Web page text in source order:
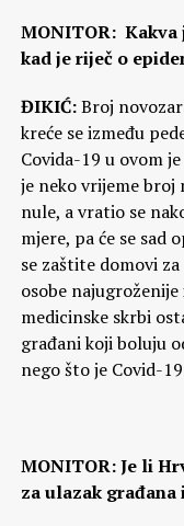
MONITOR:
kad je riječ o
ĐIKIĆ:Broj
kreće se između
Covida-19 u ovom
je neko vrijeme
nule, a vratio se
mjere, pa će se sad
se zaštite domovi
osobe
medicinske skrbi
građani koji boluju
nego što je Covid-
MONITOR: Je li
za ulazak